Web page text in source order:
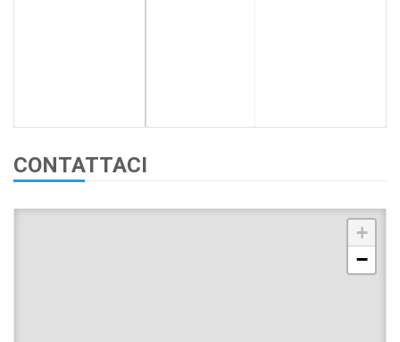
CONTATTACI
+
−